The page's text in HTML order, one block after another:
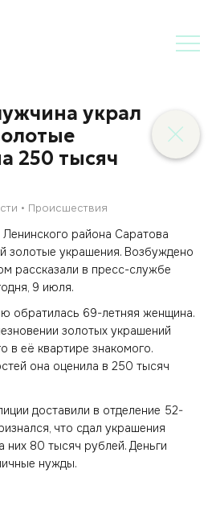
украл
250 тысяч
Происшествия
района Саратова
золотые украшения. Возбуждено
рассказали в пресс-службе
9 июля.
обратилась 69-летняя женщина.
золотых украшений
в её квартире знакомого.
она оценила в 250 тысяч
доставили в отделение 52-
что сдал украшения
них 80 тысяч рублей. Деньги
нужды.